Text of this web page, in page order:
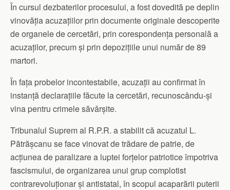
În cursul dezbaterilor procesului, a fost dovedită pe deplin
vinovăția acuzațiilor prin documente originale descoperite
de organele de cercetări, prin corespondența personală a
acuzaților, precum și prin depozițiile unui număr de 89
martori.
În fața probelor incontestabile, acuzații au confirmat în
instanță declarațiile făcute la cercetări, recunoscându-și
vina pentru crimele săvârșite.
Tribunalul Suprem al R.P.R. a stabilit că acuzatul L.
Pătrășcanu se face vinovat de trădare de patrie, de
acțiunea de paralizare a luptei forțelor patriotice împotriva
fascismului, de organizarea unui grup complotist
contrarevoluționar și antistatal, în scopul acaparării puterii